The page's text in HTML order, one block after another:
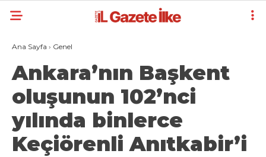
Ana Sayfa › Genel
Ankara’nın Başkent
oluşunun 102’nci
yılında binlerce
Keçiörenli Anıtkabir’i